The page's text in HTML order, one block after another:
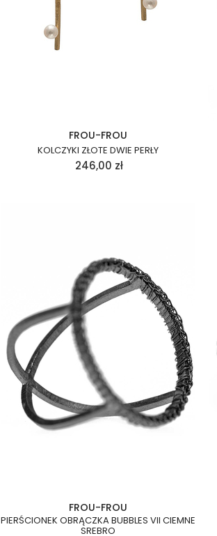
FROU-FROU
KOLCZYKI ZŁOTE DWIE PERŁY
246,00 zł
FROU-FROU
PIERŚCIONEK OBRĄCZKA BUBBLES VII CIEMNE
SREBRO